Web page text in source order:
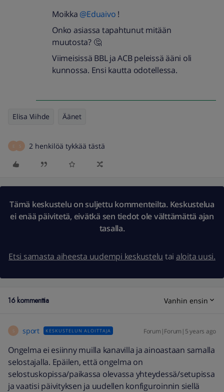
Moikka @Eduaivo !
Onko asiassa tapahtunut mitään
muutosta? 🤔
Viimeisissä BBL ja ACB peleissä ääni oli
kunnossa. Ensi kautta odotellessa.
Elisa Viihde Äänet
E S 2 henkilöä tykkää tästä
Tämä keskustelu on suljettu kommenteilta. Keskustelua
ei enää päivitetä, eivätkä sen tiedot ole välttämättä ajan
tasalla.
Etsi samasta aiheesta uudempi keskustelu tai aloita uusi.
16 kommenttia Vanhin ensin
S sport KESKUSTELUN ALOITTAJA Forum|Forum|5 years ago
Ongelma ei esiinny muilla kanavilla ja ainoastaan samalla
selostajalla. Epäilen, että ongelma on
selostuskopissa/paikassa olevassa yhteydessä/setupissa
ja vaatisi päivityksen ja uudellen konfiguroinnin siellä